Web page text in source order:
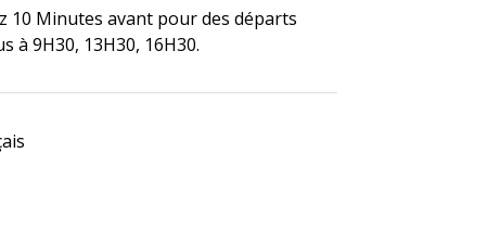
10 Minutes avant pour des départs
à 9H30, 13H30, 16H30.